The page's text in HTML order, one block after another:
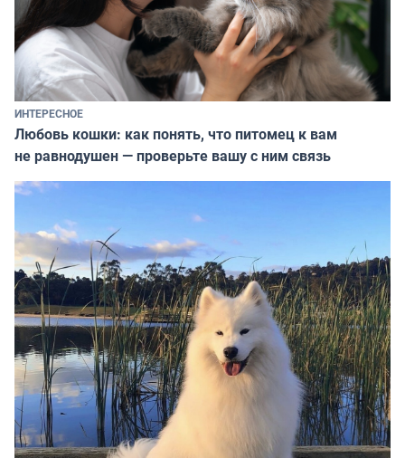
ИНТЕРЕСНОЕ
Любовь кошки: как понять, что питомец к вам
не равнодушен — проверьте вашу с ним связь